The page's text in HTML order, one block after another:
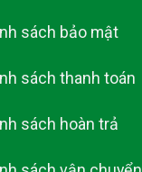
sách bảo mật
sách thanh toán
sách hoàn trả